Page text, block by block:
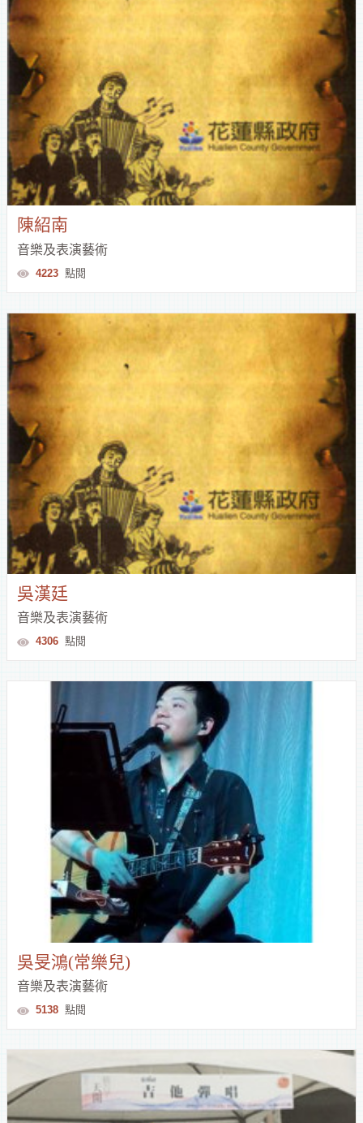
陳紹南
音樂及表演藝術
4223 點閱
吳漢廷
音樂及表演藝術
4306 點閱
吳旻鴻(常樂兒)
音樂及表演藝術
5138 點閱